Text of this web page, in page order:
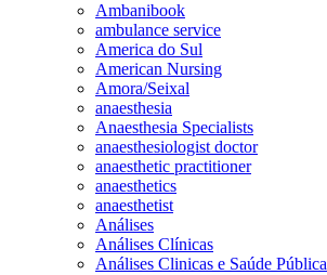
Ambanibook
ambulance service
America do Sul
American Nursing
Amora/Seixal
anaesthesia
Anaesthesia Specialists
anaesthesiologist doctor
anaesthetic practitioner
anaesthetics
anaesthetist
Análises
Análises Clínicas
Análises Clinicas e Saúde Pública